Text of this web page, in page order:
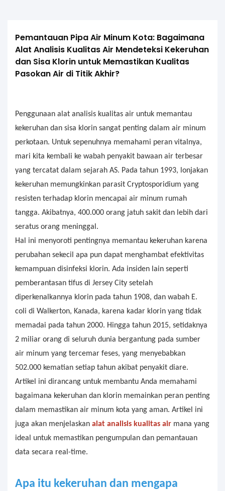
Pemantauan Pipa Air Minum Kota: Bagaimana
Alat Analisis Kualitas Air Mendeteksi Kekeruhan
dan Sisa Klorin untuk Memastikan Kualitas
Pasokan Air di Titik Akhir?
Penggunaan alat analisis kualitas air untuk memantau
kekeruhan dan sisa klorin sangat penting dalam air minum
perkotaan. Untuk sepenuhnya memahami peran vitalnya,
mari kita kembali ke wabah penyakit bawaan air terbesar
yang tercatat dalam sejarah AS. Pada tahun 1993, lonjakan
kekeruhan memungkinkan parasit Cryptosporidium yang
resisten terhadap klorin mencapai air minum rumah
tangga. Akibatnya, 400.000 orang jatuh sakit dan lebih dari
seratus orang meninggal.
Hal ini menyoroti pentingnya memantau kekeruhan karena
perubahan sekecil apa pun dapat menghambat efektivitas
kemampuan disinfeksi klorin. Ada insiden lain seperti
pemberantasan tifus di Jersey City setelah
diperkenalkannya klorin pada tahun 1908, dan wabah E.
coli di Walkerton, Kanada, karena kadar klorin yang tidak
memadai pada tahun 2000. Hingga tahun 2015, setidaknya
2 miliar orang di seluruh dunia bergantung pada sumber
air minum yang tercemar feses, yang menyebabkan
502.000 kematian setiap tahun akibat penyakit diare.
Artikel ini dirancang untuk membantu Anda memahami
bagaimana kekeruhan dan klorin memainkan peran penting
dalam memastikan air minum kota yang aman. Artikel ini
juga akan menjelaskan alat analisis kualitas air mana yang
ideal untuk memastikan pengumpulan dan pemantauan
data secara real-time.
Apa itu kekeruhan dan mengapa